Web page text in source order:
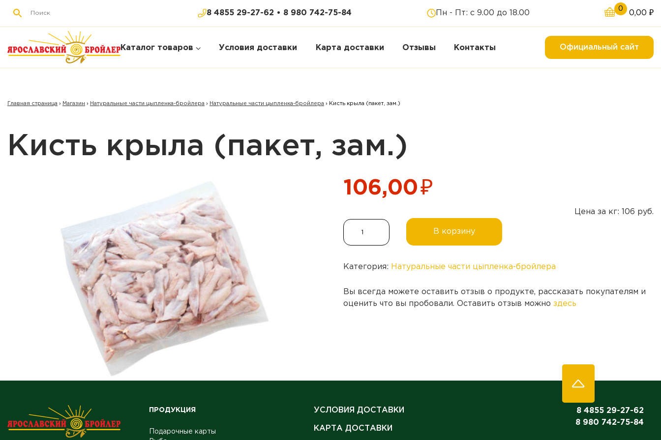
8 4855 29-27-62 • 8 980 742-75-84 Пн - Пт: с 9.00 до 18.00
0
0,00 ₽
Каталог товаров Условия доставки Карта доставки Отзывы Контакты Официальный сайт
Главная страница › Магазин › Натуральные части цыпленка-бройлера › Натуральные части цыпленка-бройлера › Кисть крыла (пакет, зам.)
Кисть крыла (пакет, зам.)
106,00₽
Цена за кг: 106 руб.
Количество
товара
крыла
зам.)
В корзину
Категория: Натуральные части цыпленка-бройлера
Вы всегда можете оставить отзыв о продукте, рассказать покупателям и
оценить что вы пробовали. Оставить отзыв можноздесь
ПРОДУКЦИЯ
Подарочные карты
УСЛОВИЯ ДОСТАВКИ
КАРТА ДОСТАВКИ
8 4855 29-27-62
8 980 742-75-84